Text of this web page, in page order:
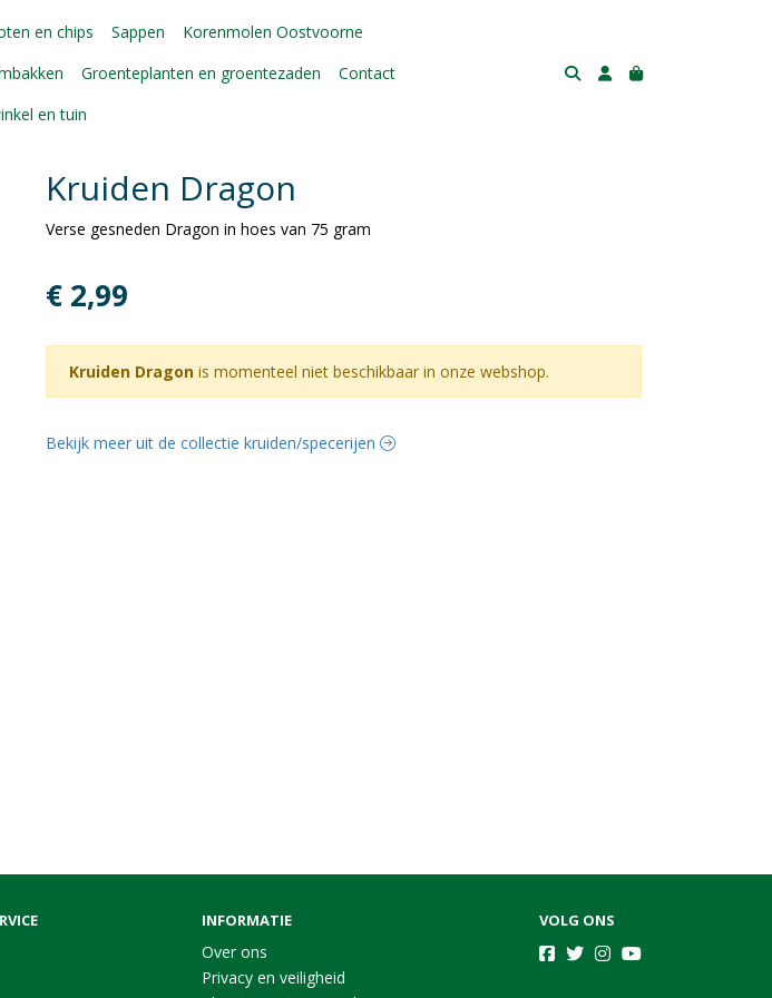
en chips Sappen
Korenmolen Oostvoorne
Groenteplanten en groentezaden
Contact
en tuin
Kruiden Dragon
Verse gesneden Dragon in hoes van 75 gram
€ 2,99
Kruiden Dragon is momenteel niet beschikbaar in onze webshop.
Bekijk meer uit de collectie kruiden/specerijen
INFORMATIE
Over ons
Privacy en veiligheid
VOLG ONS